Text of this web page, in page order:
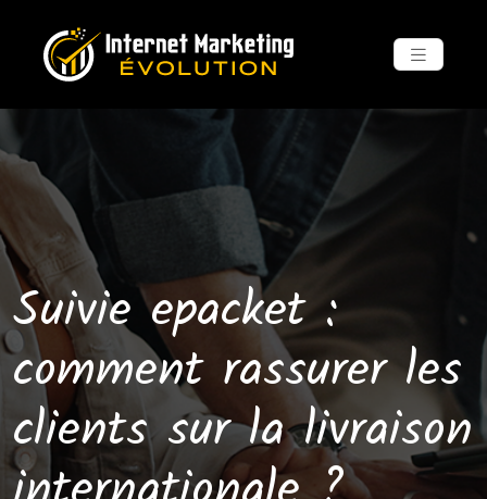
Suivie epacket :
comment rassurer les
clients sur la livraison